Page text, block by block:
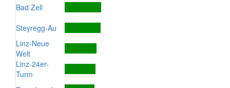
Bad Zell
Steyregg-Au
Linz-Neue
Welt
Linz-24er-
Turm